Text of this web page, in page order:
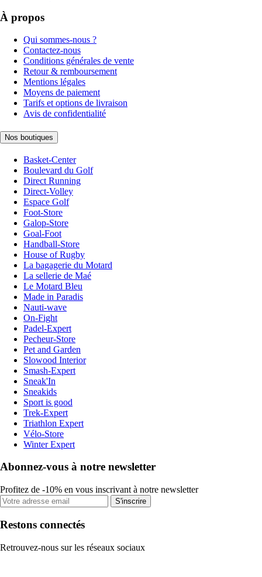
À propos
Qui sommes-nous ?
Contactez-nous
Conditions générales de vente
Retour & remboursement
Mentions légales
Moyens de paiement
Tarifs et options de livraison
Avis de confidentialité
Nos boutiques
Basket-Center
Boulevard du Golf
Direct Running
Direct-Volley
Espace Golf
Foot-Store
Galop-Store
Goal-Foot
Handball-Store
House of Rugby
La bagagerie du Motard
La sellerie de Maé
Le Motard Bleu
Made in Paradis
Nauti-wave
On-Fight
Padel-Expert
Pecheur-Store
Pet and Garden
Slowood Interior
Smash-Expert
Sneak'In
Sneakids
Sport is good
Trek-Expert
Triathlon Expert
Vélo-Store
Winter Expert
Abonnez-vous à notre newsletter
Profitez de -10% en vous inscrivant à notre newsletter
S'inscrire
Restons connectés
Retrouvez-nous sur les réseaux sociaux